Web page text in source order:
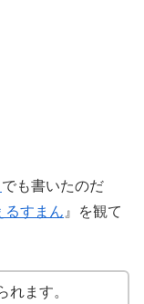
でも書いたのだ
るすまん』を観て
ます。